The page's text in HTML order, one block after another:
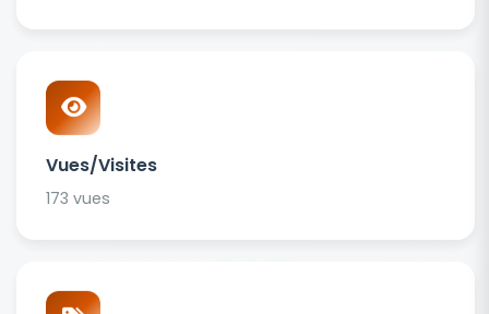
Vues/Visites
173 vues